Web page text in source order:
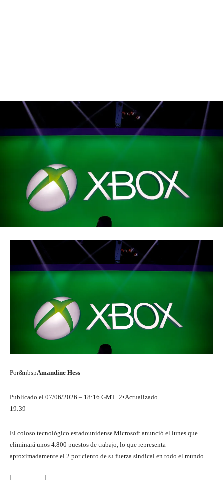
Por&nbspAmandine Hess
Publicado el 07/06/2026 – 18:16 GMT+2•Actualizado
19:39
El coloso tecnológico estadounidense Microsoft anunció el lunes que
eliminará unos 4.800 puestos de trabajo, lo que representa
aproximadamente el 2 por ciento de su fuerza sindical en todo el mundo.